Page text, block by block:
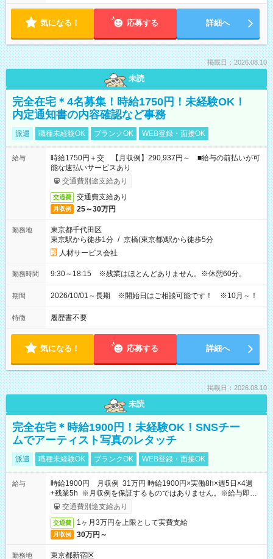
気になる！ 応募する 詳細へ
掲載日：2026.08.10
未読
完全在宅＊4名募集！時給1750円！未経験OK！
内定通知書の内容確認など事務
派遣 職種未経験OK ブランクOK WEB登録・面接OK
給与
時給1750円＋交 【月収例】290,937円～ ■給与の前払いが可
能な速払いサービスあり
交通費別途支給あり
交通費 交通費支給あり
月収例 25～30万円
勤務地
東京都千代田区
東京駅から徒歩1分 / 京橋(東京都)駅から徒歩5分
人材サービス会社
勤務時間 9:30～18:15 ※残業はほとんどありません。※休憩60分。
期間 2026/10/01～長期 ※開始日はご相談可能です！ ※10月～！
特徴 履歴書不要
気になる！ 応募する 詳細へ
掲載日：2026.08.10
未読
完全在宅＊時給1900円！未経験OK！SNSチー
ムでアーティスト写真のレタッチ
派遣 職種未経験OK ブランクOK WEB登録・面接OK
給与
時給1900円 月収例 31万円 時給1900円×実働8h×週5日×4週
+残業5h ※月収例を保証するものではありません。※給与即受
取りサービス利用可（利用条件有）
交通費別途支給あり
交通費 1ヶ月3万円を上限として実費支給
月収例 30万円～
勤務地 東京都新宿区